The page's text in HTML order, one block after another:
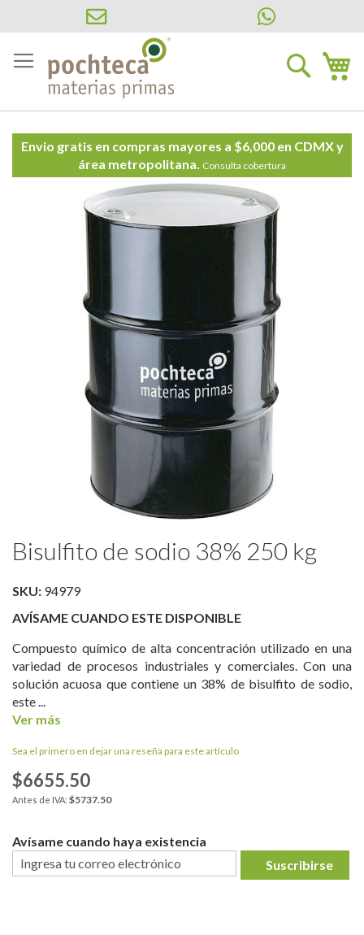
al
contenido
Buscar
Envio gratis en compras mayores a $6,000 en CDMX y
área metropolitana. Consulta cobertura
al
comienzo
la
galería
imágenes
Bisulfito de sodio 38% 250 kg
SKU: 94979
AVÍSAME CUANDO ESTE DISPONIBLE
Compuesto químico de alta concentración utilizado en una
variedad de procesos industriales y comerciales. Con una
solución acuosa que contiene un 38% de bisulfito de sodio,
este ...
Ver más
Sea el primero en dejar una reseña para este artículo
$6655.50
$5737.50
Avísame cuando haya existencia
Suscribirse